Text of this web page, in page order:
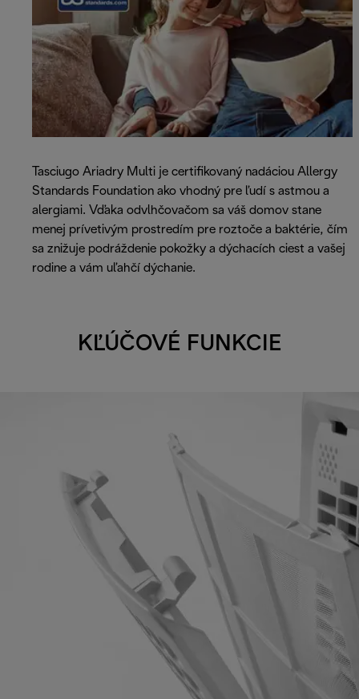
Tasciugo Ariadry Multi je certifikovaný nadáciou Allergy
Standards Foundation ako vhodný pre ľudí s astmou a
alergiami. Vďaka odvlhčovačom sa váš domov stane
menej prívetivým prostredím pre roztoče a baktérie, čím
sa znižuje podráždenie pokožky a dýchacích ciest a vašej
rodine a vám uľahčí dýchanie.
KĽÚČOVÉ FUNKCIE